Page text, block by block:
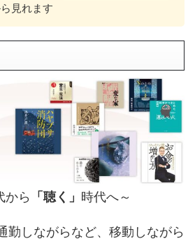
見れます
から 「聴く」 時代へ～
勤しながらなど、移動しながら